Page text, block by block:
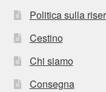
Politica sulla
Cestino
Chi siamo
Consegna